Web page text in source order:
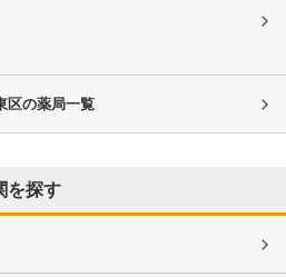
区の薬局一覧
を探す